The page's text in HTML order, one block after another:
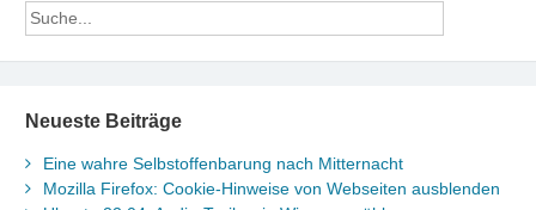
Neueste Beiträge
Eine wahre Selbstoffenbarung nach Mitternacht
Mozilla Firefox: Cookie-Hinweise von Webseiten ausblenden